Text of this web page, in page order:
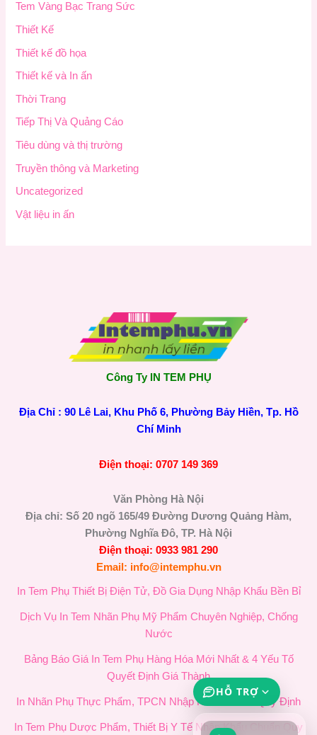
Tem Vàng Bạc Trang Sức
Thiết Kế
Thiết kế đồ họa
Thiết kế và In ấn
Thời Trang
Tiếp Thị Và Quảng Cáo
Tiêu dùng và thị trường
Truyền thông và Marketing
Uncategorized
Vật liệu in ấn
Công Ty IN TEM PHỤ
Địa Chỉ : 90 Lê Lai, Khu Phố 6, Phường Bảy Hiền, Tp. Hồ
Chí Minh
Điện thoại: 0707 149 369
Văn Phòng Hà Nội
Địa chỉ: Số 20 ngõ 165/49 Đường Dương Quảng Hàm,
Phường Nghĩa Đô, TP. Hà Nội
Điện thoại: 0933 981 290
Email: info@intemphu.vn
In Tem Phụ Thiết Bị Điện Tử, Đồ Gia Dụng Nhập Khẩu Bền Bỉ
Dịch Vụ In Tem Nhãn Phụ Mỹ Phẩm Chuyên Nghiệp, Chống
Nước
Bảng Báo Giá In Tem Phụ Hàng Hóa Mới Nhất & 4 Yếu Tố
Quyết Định Giá Thành
In Nhãn Phụ Thực Phẩm, TPCN Nhập Khẩu Chuẩn Quy Định
In Tem Phụ Dược Phẩm, Thiết Bị Y Tế Nhập Khẩu Chuẩn Quy
HỖ TRỢ